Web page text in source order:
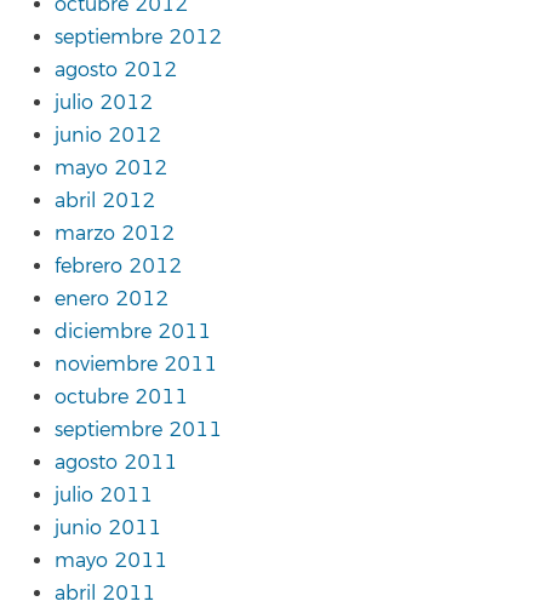
septiembre 2012
agosto 2012
julio 2012
junio 2012
mayo 2012
abril 2012
marzo 2012
febrero 2012
enero 2012
diciembre 2011
noviembre 2011
octubre 2011
septiembre 2011
agosto 2011
julio 2011
junio 2011
mayo 2011
abril 2011